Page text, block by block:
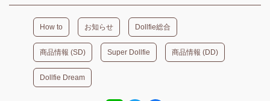
How to お知らせ Dollfie総合
商品情報 (SD) Super Dollfie 商品情報 (DD)
Dollfie Dream